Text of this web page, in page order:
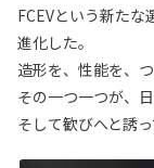
FCEVという新た
進化した。
造形を、性能を、
その一つ一つが、
そして歓びへと誘っ